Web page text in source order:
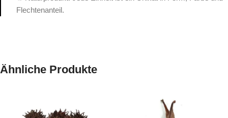
Flechtenanteil.
Ähnliche Produkte